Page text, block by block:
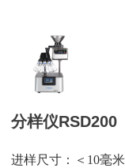
分样仪RSD200
进样尺寸：＜10毫米